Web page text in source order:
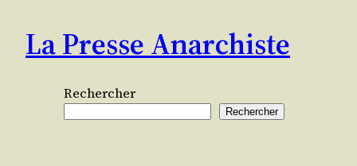
contenu
La Presse Anarchiste
Rechercher
Rechercher